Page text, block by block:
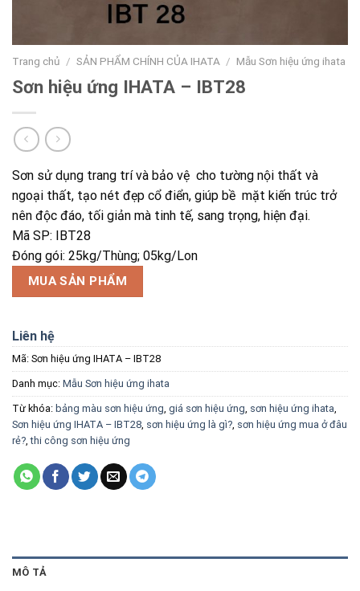
Trang chủ / SẢN PHẨM CHÍNH CỦA IHATA / Mẫu Sơn hiệu ứng ihata
Sơn hiệu ứng IHATA – IBT28
Sơn sử dụng trang trí và bảo vệ cho tường nội thất và
ngoại thất, tạo nét đẹp cổ điển, giúp bề mặt kiến trúc trở
nên độc đáo, tối giản mà tinh tế, sang trọng, hiện đại.
Mã SP: IBT28
Đóng gói: 25kg/Thùng; 05kg/Lon
MUA SẢN PHẨM
Liên hệ
Mã: Sơn hiệu ứng IHATA – IBT28
Danh mục: Mẫu Sơn hiệu ứng ihata
Từ khóa: bảng màu sơn hiệu ứng, giá sơn hiệu ứng, sơn hiệu ứng ihata,
Sơn hiệu ứng IHATA – IBT28, sơn hiệu ứng là gì?, sơn hiệu ứng mua ở đâu
rẻ?,thi công sơn hiệu ứng
MÔ TẢ